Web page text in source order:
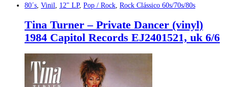
80´s Vinil 12" LP, Pop / Rock Rock Clássico 60s/70s/80s
Tina Turner – Private Dancer (vinyl)
1984 Capitol Records EJ2401521, uk 6/6